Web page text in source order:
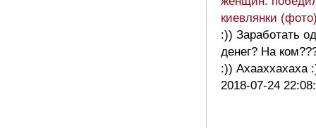
киевлянки
:)) Заработать
денег? На
:))
2018-07-24